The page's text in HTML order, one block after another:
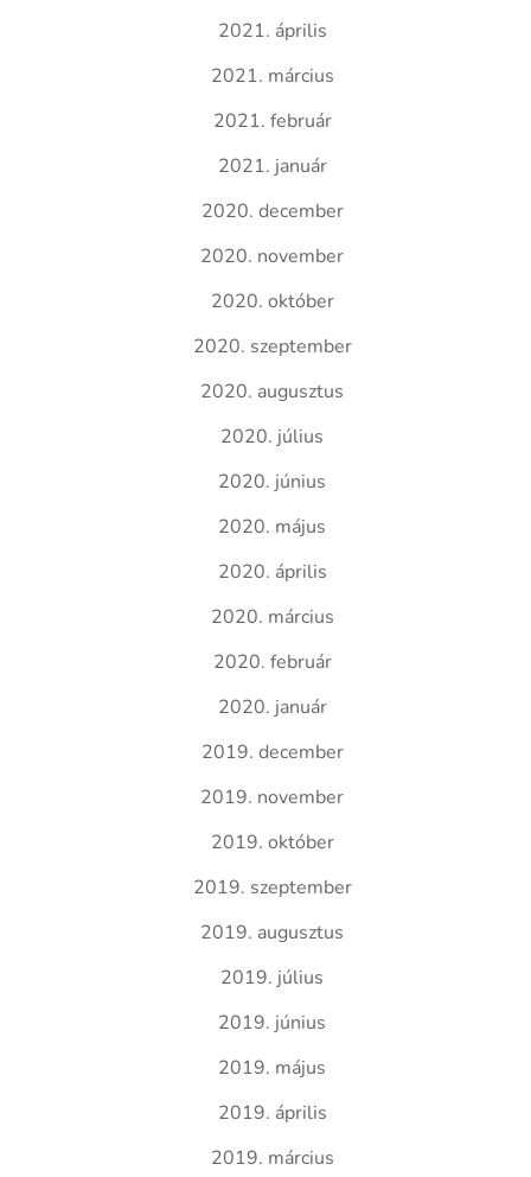
2021. április
2021. március
2021. február
2021. január
2020. december
2020. november
2020. október
2020. szeptember
2020. augusztus
2020. július
2020. június
2020. május
2020. április
2020. március
2020. február
2020. január
2019. december
2019. november
2019. október
2019. szeptember
2019. augusztus
2019. július
2019. június
2019. május
2019. április
2019. március